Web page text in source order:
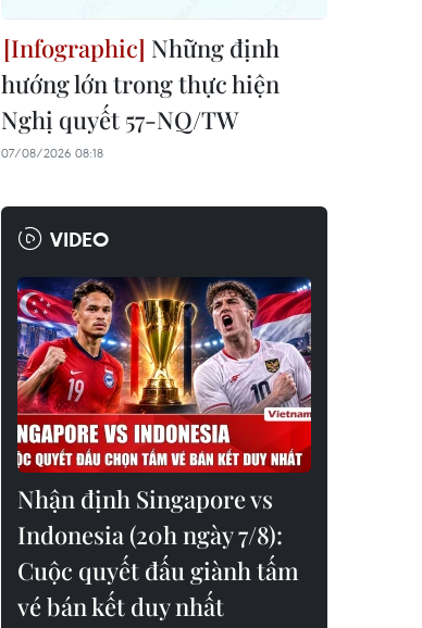
Những định
hướng lớn trong thực hiện
Nghị quyết 57-NQ/TW
07/08/2026 08:18
VIDEO
Nhận định Singapore vs
Indonesia (20h ngày 7/8):
Cuộc quyết đấu giành tấm
vé bán kết duy nhất